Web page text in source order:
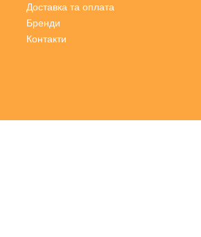
Доставка та оплата
Бренди
Контакти